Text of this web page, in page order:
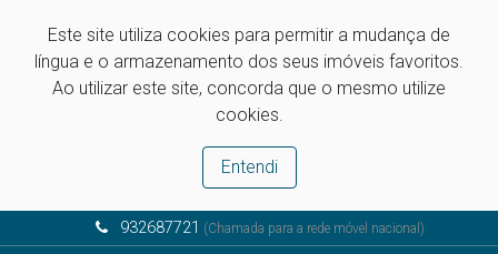
Este site utiliza cookies para permitir a mudança de
língua e o armazenamento dos seus imóveis favoritos.
Ao utilizar este site, concorda que o mesmo utilize
cookies.
Entendi
932687721 (Chamada para a rede móvel nacional)